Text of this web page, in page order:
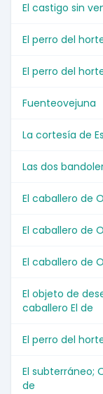
El castigo sin
El perro del
El perro del
Fuenteovejuna
La cortesía de
Las dos
El caballero de
El caballero de
El caballero de
El objeto de
caballero El de
El perro del
El subterráneo;
de